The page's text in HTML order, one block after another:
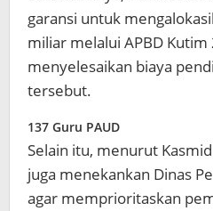
garansi untuk
miliar melalui APBD Kutim
menyelesaikan biaya
tersebut.
137 Guru PAUD
Selain itu, menurut
juga menekankan Dinas
agar memprioritaskan